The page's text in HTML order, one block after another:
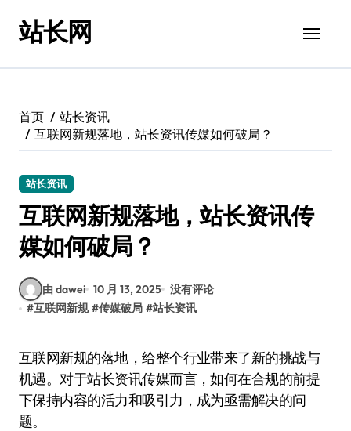
站长网
首页
站长资讯
互联网新规落地，站长资讯传媒如何破局？
站长资讯
互联网新规落地，站长资讯传
媒如何破局？
由 dawei 10 月 13, 2025 没有评论
#互联网新规 #传媒破局 #站长资讯
互联网新规的落地，给整个行业带来了新的挑战与
机遇。对于站长资讯传媒而言，如何在合规的前提
下保持内容的活力和吸引力，成为亟需解决的问
题。